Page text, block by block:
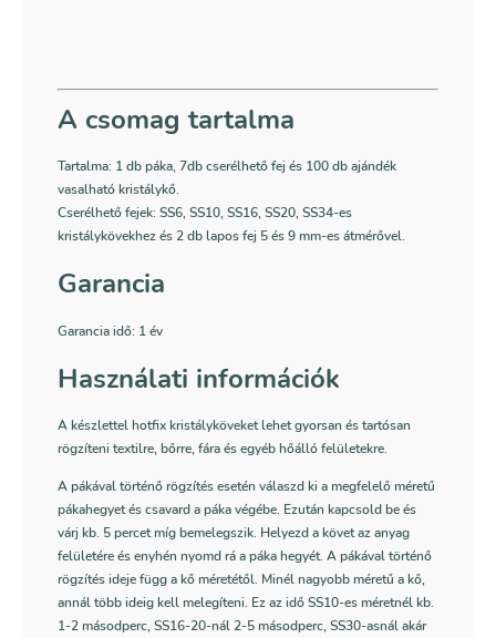
A csomag tartalma
Tartalma: 1 db páka, 7db cserélhető fej és 100 db ajándék
vasalható kristálykő.
Cserélhető fejek: SS6, SS10, SS16, SS20, SS34-es
kristálykövekhez és 2 db lapos fej 5 és 9 mm-es átmérővel.
Garancia
Garancia idő: 1 év
Használati információk
A készlettel hotfix kristályköveket lehet gyorsan és tartósan
rögzíteni textilre, bőrre, fára és egyéb hőálló felületekre.
A pákával történő rögzítés esetén válaszd ki a megfelelő méretű
pákahegyet és csavard a páka végébe. Ezután kapcsold be és
várj kb. 5 percet míg bemelegszik. Helyezd a követ az anyag
felületére és enyhén nyomd rá a páka hegyét. A pákával történő
rögzítés ideje függ a kő méretétől. Minél nagyobb méretű a kő,
annál több ideig kell melegíteni. Ez az idő SS10-es méretnél kb.
1-2 másodperc, SS16-20-nál 2-5 másodperc, SS30-asnál akár